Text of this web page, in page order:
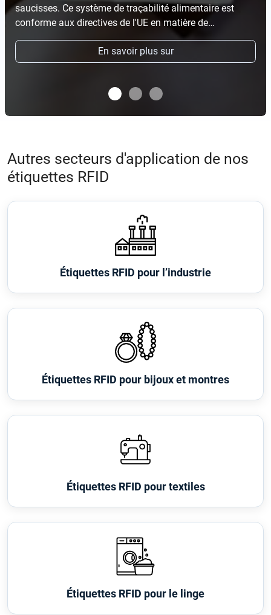
saucisses. Ce système de traçabilité alimentaire est
conforme aux directives de l'UE en matière de
sécurité alimentaire.
En savoir plus sur
Autres secteurs d'application de nos
étiquettes RFID
Étiquettes RFID pour l’industrie
Étiquettes RFID pour bijoux et montres
Étiquettes RFID pour textiles
Étiquettes RFID pour le linge